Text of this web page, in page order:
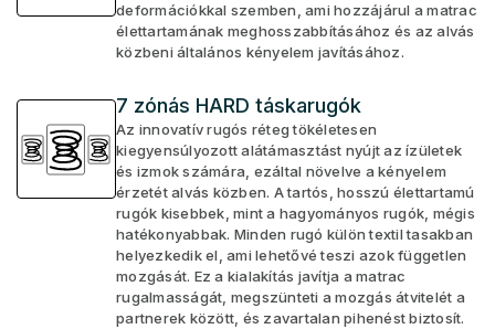
deformációkkal szemben, ami hozzájárul a matrac
élettartamának meghosszabbításához és az alvás
közbeni általános kényelem javításához.
7 zónás HARD táskarugók
Az innovatív rugós réteg tökéletesen
kiegyensúlyozott alátámasztást nyújt az ízületek
és izmok számára, ezáltal növelve a kényelem
érzetét alvás közben. A tartós, hosszú élettartamú
rugók kisebbek, mint a hagyományos rugók, mégis
hatékonyabbak. Minden rugó külön textil tasakban
helyezkedik el, ami lehetővé teszi azok független
mozgását. Ez a kialakítás javítja a matrac
rugalmasságát, megszünteti a mozgás átvitelét a
partnerek között, és zavartalan pihenést biztosít.